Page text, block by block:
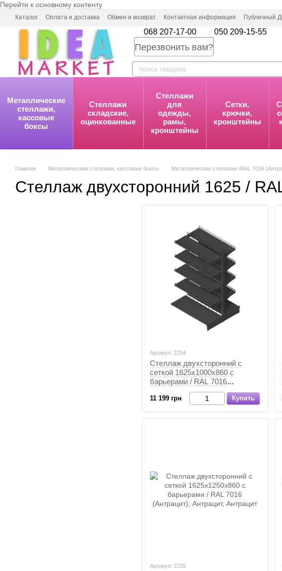
Перейти к основному контенту
Каталог Оплата и доставка Обмен и возврат Контактная информация Публичный
068 207-17-00 050 209-15-55
Перезвонить вам?
Металлические
стеллажи,
кассовые
боксы
Стеллажи
складские,
оцинкованные
Стеллажи
для
одежды,
рамы,
кронштейны
Сетки,
крючки,
кронштейны
Главная Металлические стеллажи, кассовые боксы Металлические стеллажи /RAL 7016
Стеллаж двухсторонний 1625 /
Артикул: 2254
Стеллаж двухсторонний с
сеткой 1625х1000х860 с
барьерами / RAL 7016
(Антрацит), Антрацит,
Антрацит
11 199 грн Купить
Артикул: 2725